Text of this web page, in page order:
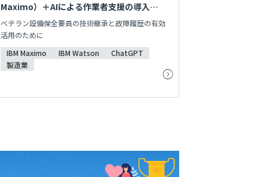
Maximo）＋AIによる作業者支援の導入・保
守
ベテラン設備保全要員の技術継承と故障履歴の有効
活用のために
IBM Maximo
IBM Watson
ChatGPT
製造業